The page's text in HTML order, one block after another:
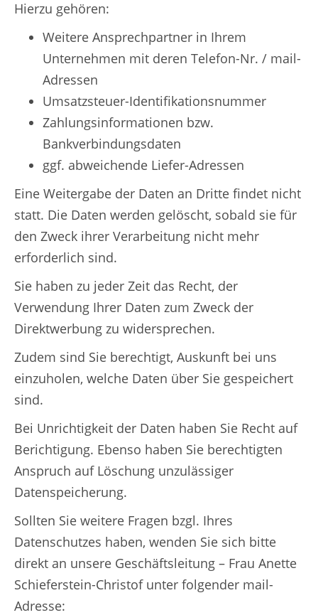
Hierzu gehören:
Weitere Ansprechpartner in Ihrem
Unternehmen mit deren Telefon-Nr. / mail-
Adressen
Umsatzsteuer-Identifikationsnummer
Zahlungsinformationen bzw.
Bankverbindungsdaten
ggf. abweichende Liefer-Adressen
Eine Weitergabe der Daten an Dritte findet nicht
statt. Die Daten werden gelöscht, sobald sie für
den Zweck ihrer Verarbeitung nicht mehr
erforderlich sind.
Sie haben zu jeder Zeit das Recht, der
Verwendung Ihrer Daten zum Zweck der
Direktwerbung zu widersprechen.
Zudem sind Sie berechtigt, Auskunft bei uns
einzuholen, welche Daten über Sie gespeichert
sind.
Bei Unrichtigkeit der Daten haben Sie Recht auf
Berichtigung. Ebenso haben Sie berechtigten
Anspruch auf Löschung unzulässiger
Datenspeicherung.
Sollten Sie weitere Fragen bzgl. Ihres
Datenschutzes haben, wenden Sie sich bitte
direkt an unsere Geschäftsleitung – Frau Anette
Schieferstein-Christof unter folgender mail-
Adresse: